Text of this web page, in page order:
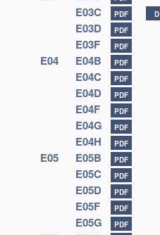
E03C PDF D
E03D PDF
E03F PDF
E04 E04B PDF
E04C PDF
E04D PDF
E04F PDF
E04G PDF
E04H PDF
E05 E05B PDF
E05C PDF
E05D PDF
E05F PDF
E05G PDF